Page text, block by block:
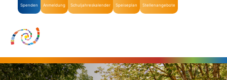
Spenden Anmeldung Schuljahreskalender Speiseplan Stellenangebote